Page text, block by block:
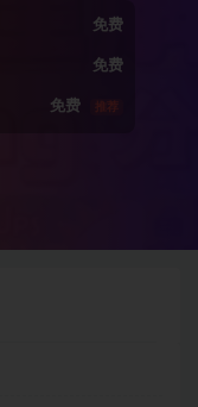
免费
免费
免费 推荐